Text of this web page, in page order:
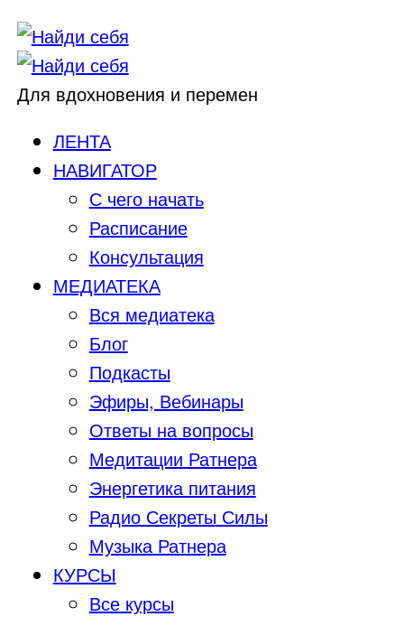
Для вдохновения и перемен
ЛЕНТА
НАВИГАТОР
С чего начать
Расписание
Консультация
МЕДИАТЕКА
Вся медиатека
Блог
Подкасты
Эфиры, Вебинары
Ответы на вопросы
Медитации Ратнера
Энергетика питания
Радио Секреты Силы
Музыка Ратнера
КУРСЫ
Все курсы